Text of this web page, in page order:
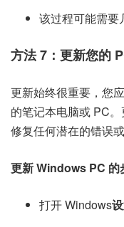
该过程可能需要
方法 7：更新您的
更新始终很重要，您
的笔记本电脑或 PC
修复任何潜在的错误
更新 Windows PC 的
打开 Windows